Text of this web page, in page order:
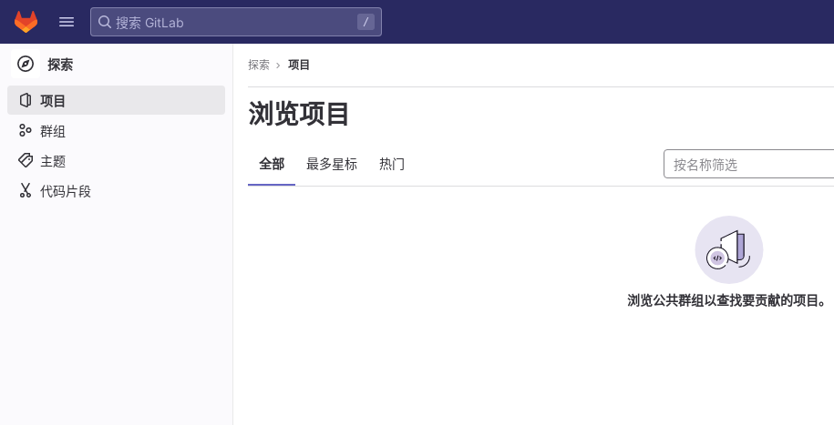
Skip to content
GitLab
/
探索
项目
群组
主题
代码片段
探索 项目
浏览项目
全部 最多星标 热门
浏览公共群组以查找要贡献的项目。